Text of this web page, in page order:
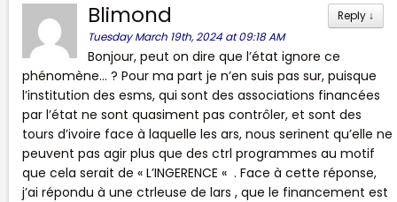
Reply ↓
Blimond
Tuesday March 19th, 2024 at 09:18 AM
Bonjour, peut on dire que l’état ignore ce
phénomène… ? Pour ma part je n’en suis pas sur, puisque
l’institution des esms, qui sont des associations financées
par l’état ne sont quasiment pas contrôler, et sont des
tours d’ivoire face à laquelle les ars, nous serinent qu’elle ne
peuvent pas agir plus que des ctrl programmes au motif
que cela serait de « L’INGERENCE « . Face à cette réponse,
j’ai répondu à une ctrleuse de lars , que le financement est